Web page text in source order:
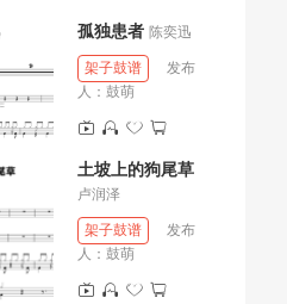
孤独患者 陈奕迅
架子鼓谱
发布
人： 鼓萌
土坡上的狗尾草
卢润泽
架子鼓谱
发布
人： 鼓萌